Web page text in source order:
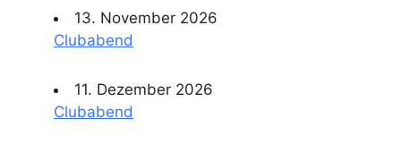
13. November 2026
Clubabend
11. Dezember 2026
Clubabend